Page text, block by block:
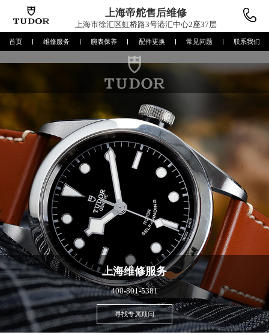
上海帝舵售后维修
上海市徐汇区虹桥路3号港汇中心2座37层
首页 维修服务 腕表保养 配件更换 常见问题 联系我们
上海维修服务
400-801-5381
寻找专属顾问